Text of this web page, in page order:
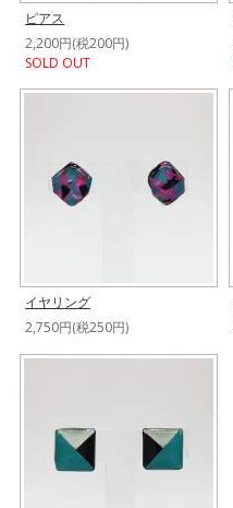
ピアス
2,200円(税200円)
SOLD OUT
イヤリング
2,750円(税250円)